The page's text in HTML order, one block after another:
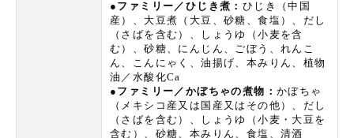
●ファミリー／ひじき煮： ひじき（中国
産）、大豆煮（大豆、砂糖、食塩）、だし
（さばを含む）、しょうゆ（小麦を含
む）、砂糖、にんじん、ごぼう、れんこ
ん、こんにゃく、油揚げ、本みりん、植物
油／水酸化Ca
●ファミリー／かぼちゃの煮物： かぼちゃ
（メキシコ産又は国産又はその他）、だし
（さばを含む）、しょうゆ（小麦・大豆を
含む）、砂糖、本みりん、食塩、清酒